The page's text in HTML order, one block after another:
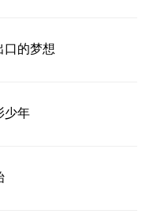
口的梦想
少年